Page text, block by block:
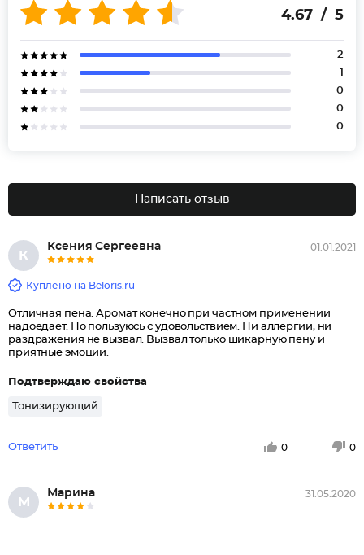
4.67 / 5
2
1
0
0
0
Написать отзыв
К
Ксения Сергеевна 01.01.2021
Куплено на Beloris.ru
Отличная пена. Аромат конечно при частном применении
надоедает. Но пользуюсь с удовольствием. Ни аллергии, ни
раздражения не вызвал. Вызвал только шикарную пену и
приятные эмоции.
Подтверждаю свойства
Тонизирующий
Ответить 0 0
М
Марина 31.05.2020